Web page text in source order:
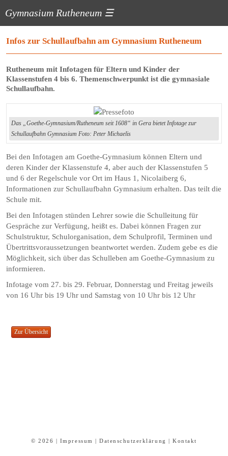
Gymnasium Rutheneum ☰
Infos zur Schullaufbahn am Gymnasium Rutheneum
Rutheneum mit Infotagen für Eltern und Kinder der
Klassenstufen 4 bis 6. Themenschwerpunkt ist die gymnasiale
Schullaufbahn.
Das „Goethe-Gymnasium/Rutheneum seit 1608“ in Gera bietet Infotage zur
Schullaufbahn Gymnasium Foto: Peter Michaelis
Bei den Infotagen am Goethe-Gymnasium können Eltern und
deren Kinder der Klassenstufe 4, aber auch der Klassenstufen 5
und 6 der Regelschule vor Ort im Haus 1, Nicolaiberg 6,
Informationen zur Schullaufbahn Gymnasium erhalten. Das teilt die
Schule mit.
Bei den Infotagen stünden Lehrer sowie die Schulleitung für
Gespräche zur Verfügung, heißt es. Dabei können Fragen zur
Schulstruktur, Schulorganisation, dem Schulprofil, Terminen und
Übertrittsvoraussetzungen beantwortet werden. Zudem gebe es die
Möglichkeit, sich über das Schulleben am Goethe-Gymnasium zu
informieren.
Infotage vom 27. bis 29. Februar, Donnerstag und Freitag jeweils
von 16 Uhr bis 19 Uhr und Samstag von 10 Uhr bis 12 Uhr
© 2026 | Impressum |Datenschutzerklärung |Kontakt